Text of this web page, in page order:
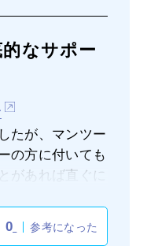
なサポー
たが、マンツー
の方に付いても
があれば直ぐに
維持にも繋がり
0 参考になった